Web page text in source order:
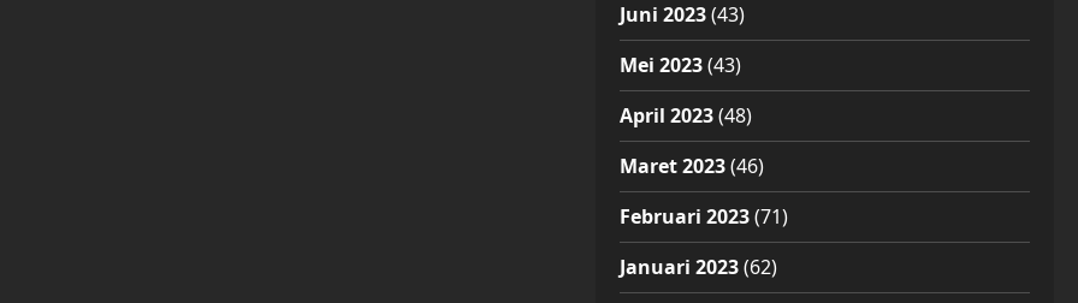
Juni 2023(43)
Mei 2023(43)
April 2023(48)
Maret 2023(46)
Februari 2023(71)
Januari 2023(62)